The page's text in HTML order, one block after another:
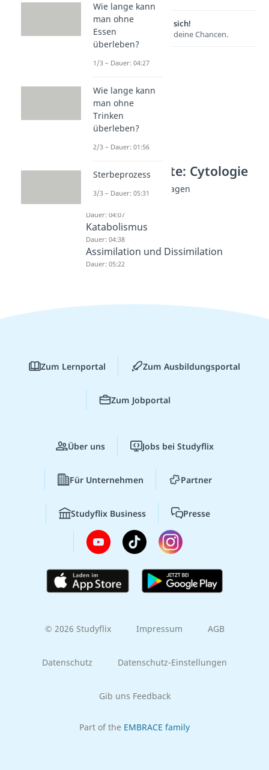
Lernen lohnt sich!
Entdecke hier deine Chancen.
Weitere Inhalte: Cytologie
Stoffwechsel: Grundlagen
Dauer: 04:07
Katabolismus
Dauer: 04:38
Assimilation und Dissimilation
Dauer: 05:22
Wie lange kann
man ohne
Essen
überleben?
1/3 – Dauer: 04:27
Wie lange kann
man ohne
Trinken
überleben?
2/3 – Dauer: 01:56
Sterbeprozess
3/3 – Dauer: 05:31
Zum Lernportal Zum Ausbildungsportal
Zum Jobportal
Über uns Jobs bei Studyflix
Für Unternehmen Partner
Studyflix Business Presse
© 2026 Studyflix Impressum AGB
Datenschutz Datenschutz-Einstellungen
Gib uns Feedback
Part of the EMBRACE family